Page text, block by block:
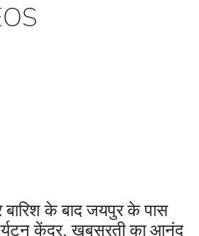
बारिश के बाद जयपुर के पास
केंद्र, खूबसूरती का आनंद